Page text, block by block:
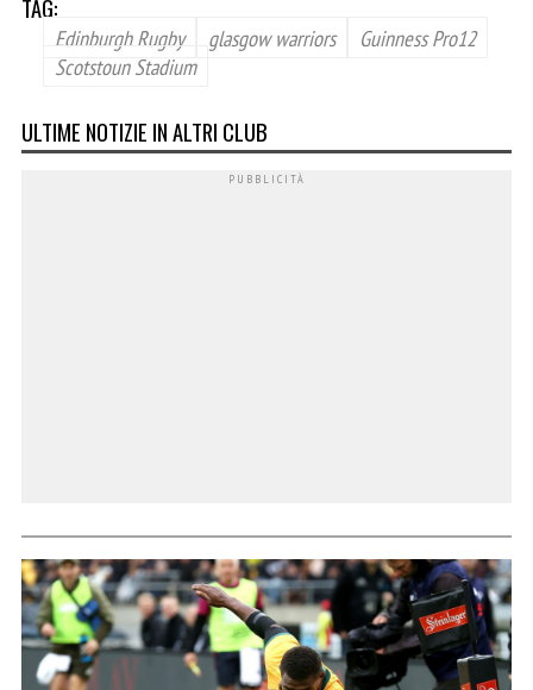
TAG:
Edinburgh Rugby glasgow warriors
Guinness Pro12
Scotstoun Stadium
ULTIME NOTIZIE IN ALTRI CLUB